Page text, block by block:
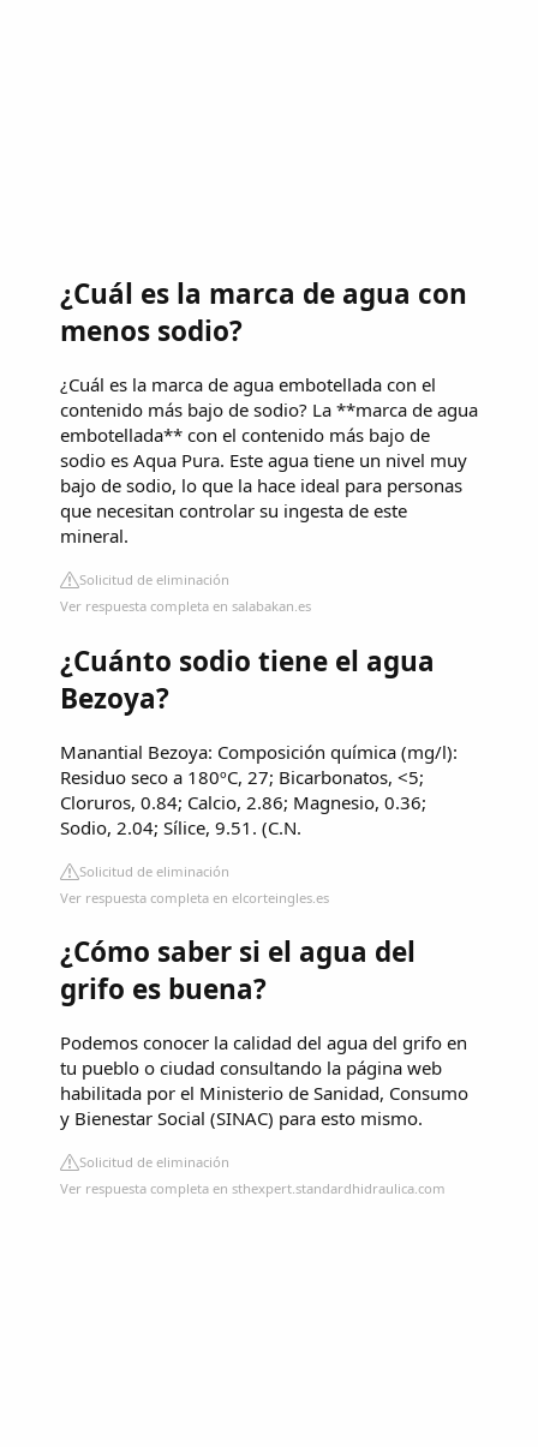
¿Cuál es la marca de agua con
menos sodio?
¿Cuál es la marca de agua embotellada con el
contenido más bajo de sodio? La **marca de agua
embotellada** con el contenido más bajo de
sodio es Aqua Pura. Este agua tiene un nivel muy
bajo de sodio, lo que la hace ideal para personas
que necesitan controlar su ingesta de este
mineral.
Solicitud de eliminación
Ver respuesta completa en salabakan.es
¿Cuánto sodio tiene el agua
Bezoya?
Manantial Bezoya: Composición química (mg/l):
Residuo seco a 180ºC, 27; Bicarbonatos, <5;
Cloruros, 0.84; Calcio, 2.86; Magnesio, 0.36;
Sodio, 2.04; Sílice, 9.51. (C.N.
Solicitud de eliminación
Ver respuesta completa en elcorteingles.es
¿Cómo saber si el agua del
grifo es buena?
Podemos conocer la calidad del agua del grifo en
tu pueblo o ciudad consultando la página web
habilitada por el Ministerio de Sanidad, Consumo
y Bienestar Social (SINAC) para esto mismo.
Solicitud de eliminación
Ver respuesta completa en sthexpert.standardhidraulica.com